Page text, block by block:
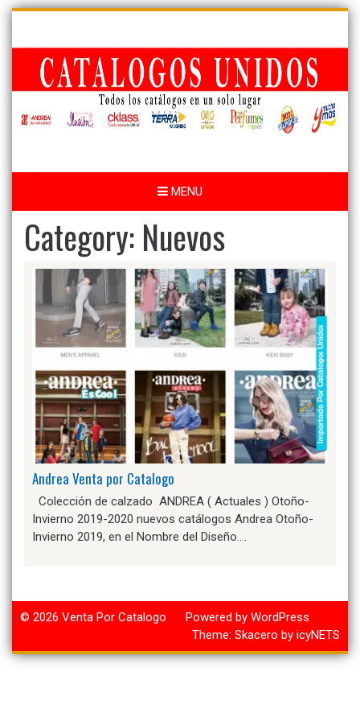
Skip
content
MENU
Category: Nuevos
Andrea Venta por Catalogo
Colección de calzado ANDREA ( Actuales ) Otoño-
Invierno 2019-2020 nuevos catálogos Andrea Otoño-
Invierno 2019, en el Nombre del Diseño….
© 2026 Venta Por Catalogo
Powered by WordPress
Theme: Skacero by icyNETS